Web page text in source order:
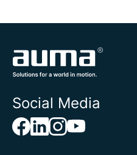
Social Media